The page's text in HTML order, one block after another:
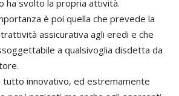
ha svolto la propria attività.
è poi quella che prevede la
assicurativa agli eredi e che
a qualsivoglia disdetta da
innovativo, ed estremamente